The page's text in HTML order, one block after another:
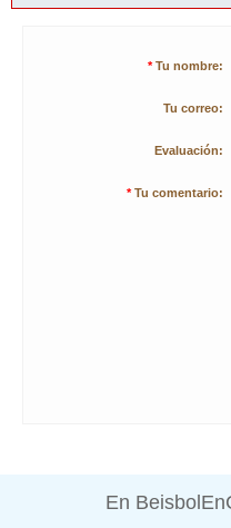
* Tu nombre:
Tu correo:
Evaluación:
* Tu comentario:
En